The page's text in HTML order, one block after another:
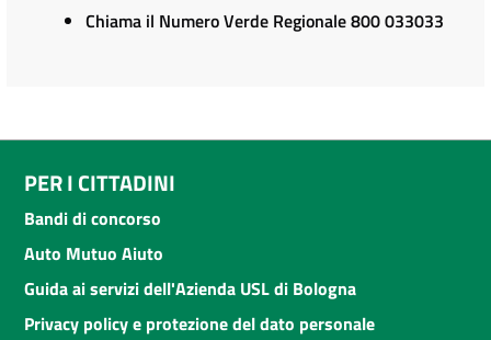
Chiama il Numero Verde Regionale 800 033033
PER I CITTADINI
Bandi di concorso
Auto Mutuo Aiuto
Guida ai servizi dell'Azienda USL di Bologna
Privacy policy e protezione del dato personale